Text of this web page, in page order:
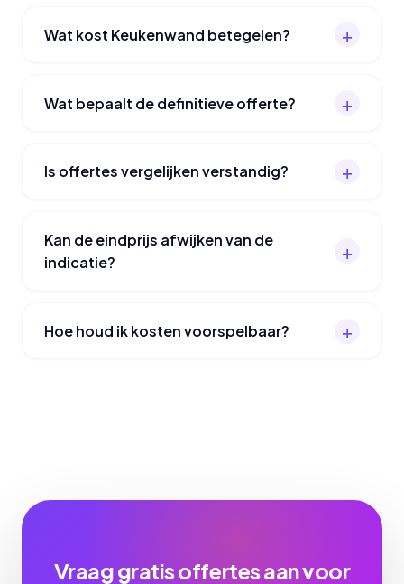
Wat kost Keukenwand betegelen?
Wat bepaalt de definitieve offerte?
Is offertes vergelijken verstandig?
Kan de eindprijs afwijken van de
indicatie?
Hoe houd ik kosten voorspelbaar?
Vraag gratis offertes aan voor